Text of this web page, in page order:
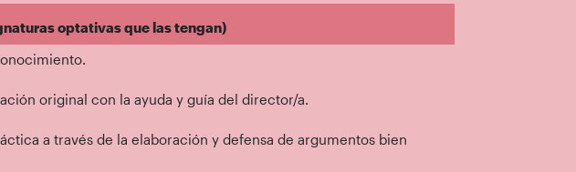
optativas que las tengan)
original con la ayuda y guía del director/a.
a través de la elaboración y defensa de argumentos bien